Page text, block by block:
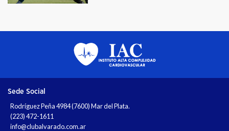
Sede Social
Rodríguez Peña 4984 (7600) Mar del Plata.
(223) 472-1611
info@clubalvarado.com.ar